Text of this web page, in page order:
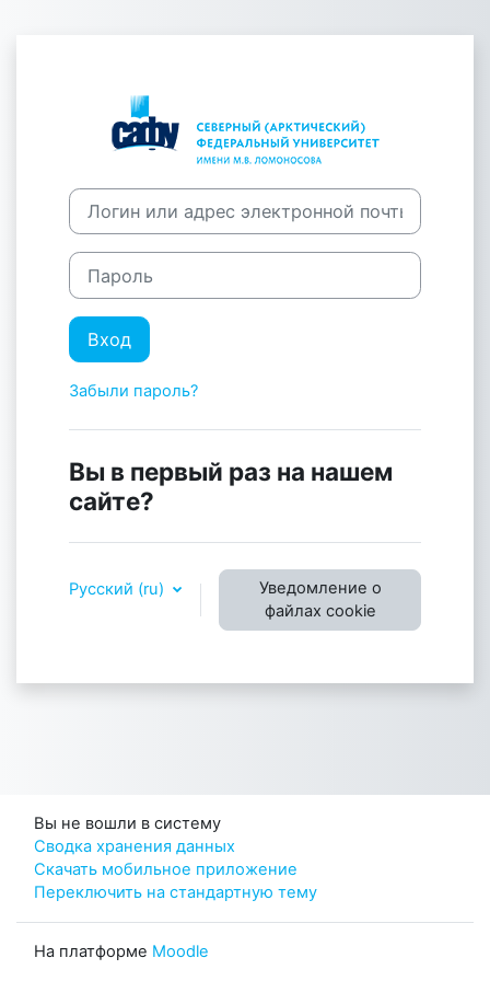
Логин или адрес электронной почты
Пароль
Вход
Забыли пароль?
Вы в первый раз на нашем
сайте?
Русский ‎(ru)‎
Уведомление о
файлах cookie
Вы не вошли в систему
Сводка хранения данных
Скачать мобильное приложение
Переключить на стандартную тему
На платформе Moodle